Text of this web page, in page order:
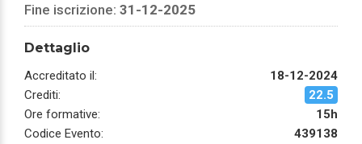
Fine iscrizione: 31-12-2025
Dettaglio
Accreditato il:
18-12-2024
Crediti:
22.5
Ore formative:
15h
Codice Evento:
439138